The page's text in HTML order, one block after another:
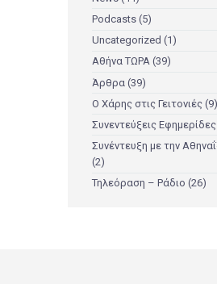
Podcasts (5)
Uncategorized (1)
Αθήνα ΤΩΡΑ (39)
Άρθρα (39)
Ο Χάρης στις Γειτονιές (9)
Συνεντεύξεις Εφημερίδες
Συνέντευξη με την
(2)
Τηλεόραση – Ράδιο (26)